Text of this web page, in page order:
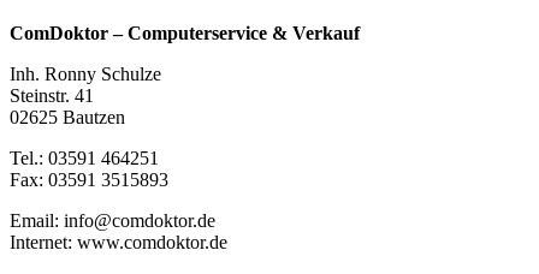
ComDoktor – Computerservice & Verkauf
Inh. Ronny Schulze
Steinstr. 41
02625 Bautzen
Tel.: 03591 464251
Fax: 03591 3515893
Email: info@comdoktor.de
Internet: www.comdoktor.de